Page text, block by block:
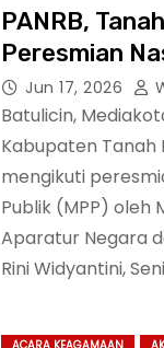
PANRB,
Peresmian
Jun 17, 2026
Batulicin,
Kabupaten Tanah
mengikuti
Publik (MPP) oleh
Aparatur Negara
Rini Widyantini,